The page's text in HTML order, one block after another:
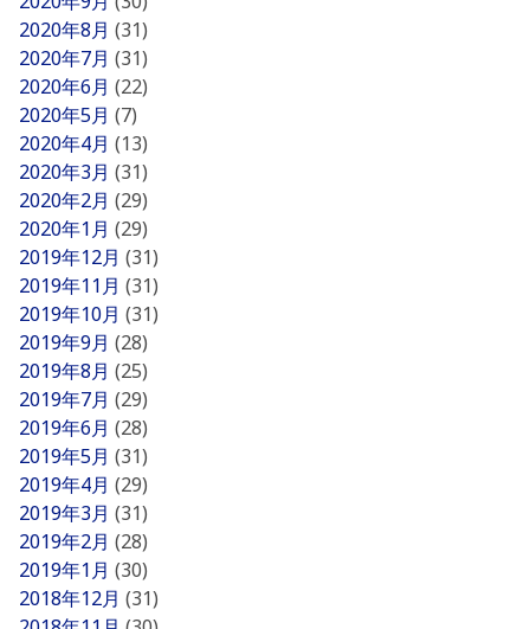
2020年8月 (31)
2020年7月 (31)
2020年6月 (22)
2020年5月 (7)
2020年4月 (13)
2020年3月 (31)
2020年2月 (29)
2020年1月 (29)
2019年12月 (31)
2019年11月 (31)
2019年10月 (31)
2019年9月 (28)
2019年8月 (25)
2019年7月 (29)
2019年6月 (28)
2019年5月 (31)
2019年4月 (29)
2019年3月 (31)
2019年2月 (28)
2019年1月 (30)
2018年12月 (31)